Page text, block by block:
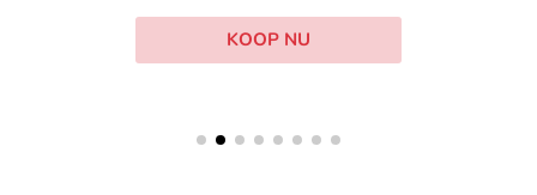
KOOP NU